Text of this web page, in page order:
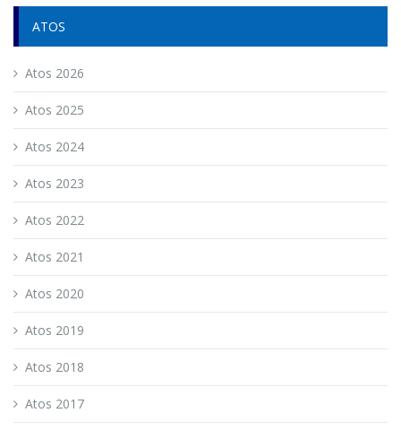
ATOS
Atos 2026
Atos 2025
Atos 2024
Atos 2023
Atos 2022
Atos 2021
Atos 2020
Atos 2019
Atos 2018
Atos 2017